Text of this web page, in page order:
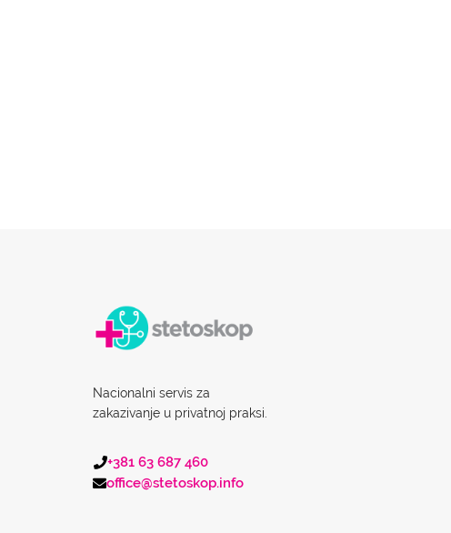
Nacionalni servis za
zakazivanje u privatnoj praksi.
+381 63 687 460
office@stetoskop.info